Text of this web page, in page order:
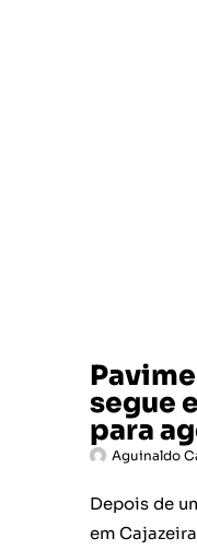
segue
para
Aguinaldo
Depois de
em